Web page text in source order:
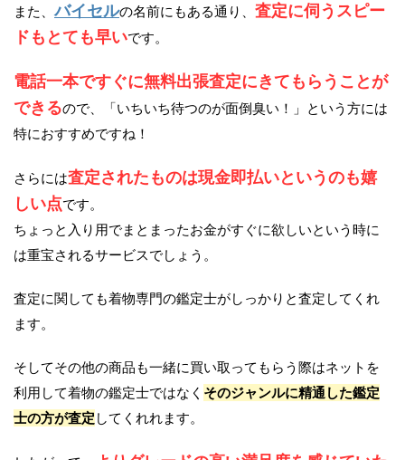
また、バイセルの名前にもある通り、 査定に伺うスピー
ドもとても早いです。
電話一本ですぐに無料出張査定にきてもらうことが
できるので、「いちいち待つのが面倒臭い！」という方には
特におすすめですね！
さらには査定されたものは現金即払いというのも嬉
しい点です。
ちょっと入り用でまとまったお金がすぐに欲しいという時に
は重宝されるサービスでしょう。
査定に関しても着物専門の鑑定士がしっかりと査定してくれ
ます。
そしてその他の商品も一緒に買い取ってもらう際はネットを
利用して着物の鑑定士ではなく そのジャンルに精通した鑑定
士の方が査定 してくれれます。